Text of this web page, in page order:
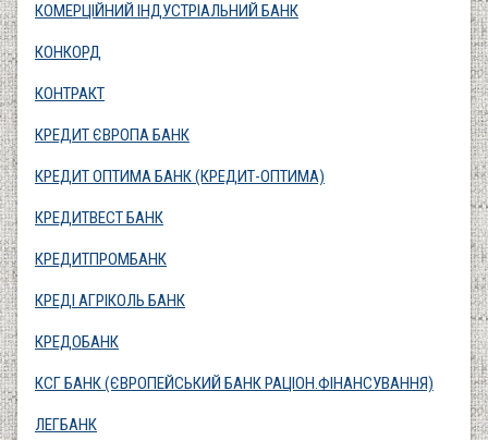
КОМЕРЦІЙНИЙ ІНДУСТРІАЛЬНИЙ БАНК
КОНКОРД
КОНТРАКТ
КРЕДИТ ЄВРОПА БАНК
КРЕДИТ ОПТИМА БАНК (КРЕДИТ-ОПТИМА)
КРЕДИТВЕСТ БАНК
КРЕДИТПРОМБАНК
КРЕДІ АГРІКОЛЬ БАНК
КРЕДОБАНК
КСГ БАНК (ЄВРОПЕЙСЬКИЙ БАНК РАЦІОН.ФІНАНСУВАННЯ)
ЛЕГБАНК